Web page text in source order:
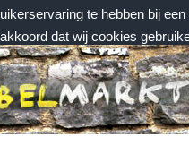
te hebben bij
dat wij cookies